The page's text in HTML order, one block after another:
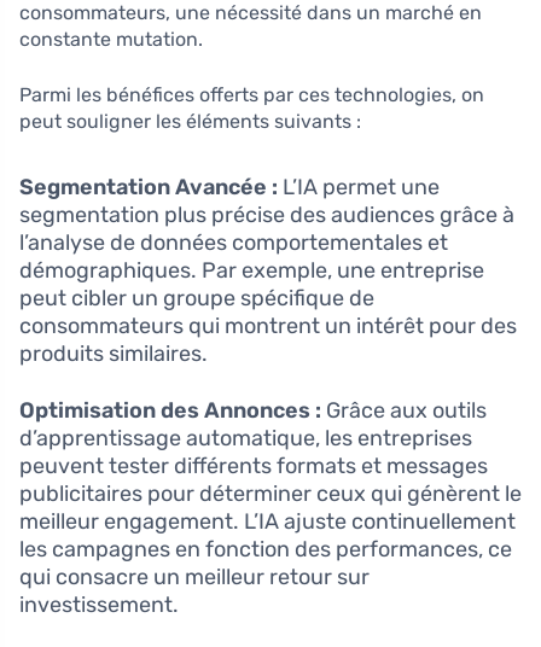
consommateurs, une nécessité dans un marché en
constante mutation.
Parmi les bénéfices offerts par ces technologies, on
peut souligner les éléments suivants :
Segmentation Avancée : L’IA permet une
segmentation plus précise des audiences grâce à
l’analyse de données comportementales et
démographiques. Par exemple, une entreprise
peut cibler un groupe spécifique de
consommateurs qui montrent un intérêt pour des
produits similaires.
Optimisation des Annonces : Grâce aux outils
d’apprentissage automatique, les entreprises
peuvent tester différents formats et messages
publicitaires pour déterminer ceux qui génèrent le
meilleur engagement. L’IA ajuste continuellement
les campagnes en fonction des performances, ce
qui consacre un meilleur retour sur
investissement.